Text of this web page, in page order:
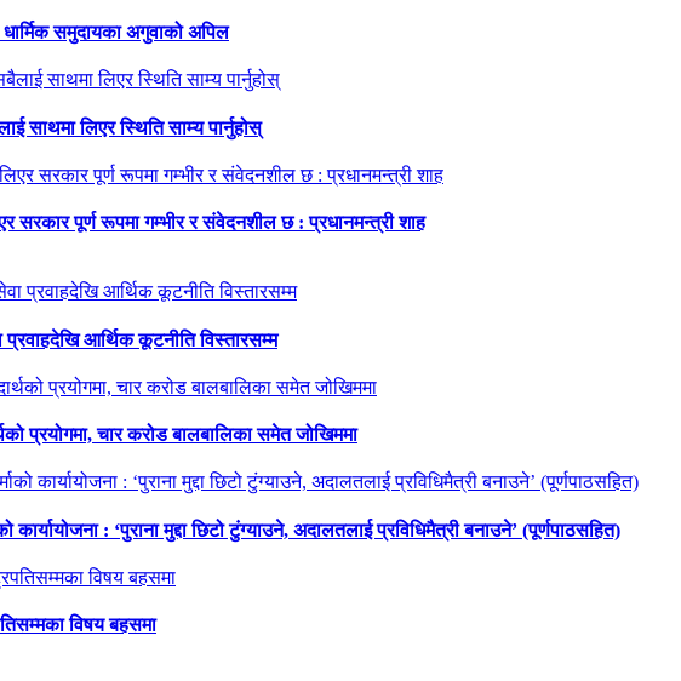
धार्मिक समुदायका अगुवाको अपिल
साथमा लिएर स्थिति साम्य पार्नुहोस्
सरकार पूर्ण रूपमा गम्भीर र संवेदनशील छ : प्रधानमन्त्री शाह
प्रवाहदेखि आर्थिक कूटनीति विस्तारसम्म
प्रयोगमा, चार करोड बालबालिका समेत जोखिममा
कार्यायोजना : ‘पुराना मुद्दा छिटो टुंग्याउने, अदालतलाई प्रविधिमैत्री बनाउने’ (पूर्णपाठसहित)
विषय बहसमा